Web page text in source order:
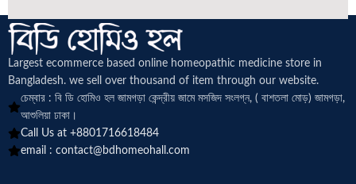
Largest ecommerce based online homeopathic medicine store in
Bangladesh. we sell over thousand of item through our website.
চেম্বার : বি ডি হোমিও হল জামগড়া কেন্দ্রীয় জামে মসজিদ সংলগ্ন, ( বাশতলা মোড়) জামগড়া,
আশুলিয়া ঢাকা।
Call Us at +8801716618484
email : contact@bdhomeohall.com